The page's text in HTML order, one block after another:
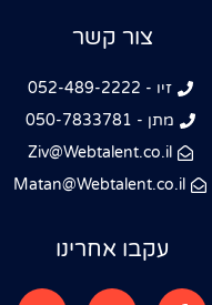
צור קשר
זיו - 052-489-2222
מתן - 050-7833781
Ziv@Webtalent.co.il
Matan@Webtalent.co.il
עקבו אחרינו